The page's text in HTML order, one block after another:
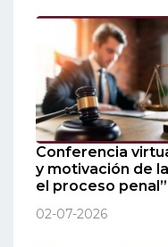
Conferencia
y motivación de
el proceso penal”
02-07-2026